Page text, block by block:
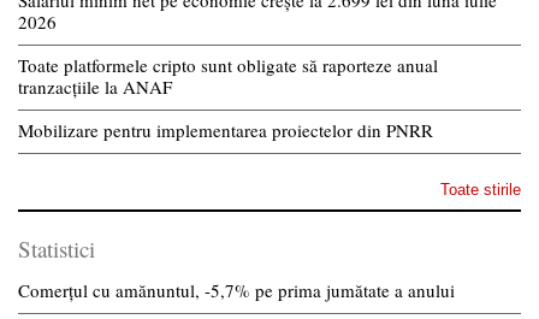
2026
Toate platformele cripto sunt obligate să raporteze anual
tranzacțiile la ANAF
Mobilizare pentru implementarea proiectelor din PNRR
Toate stirile
Statistici
Comerțul cu amănuntul, -5,7% pe prima jumătate a anului